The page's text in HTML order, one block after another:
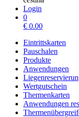
Login
0
€ 0.00
Eintrittskarten
Pauschalen
Produkte
Anwendungen
Wertgutschein
Thermenkarten
Anwendungen